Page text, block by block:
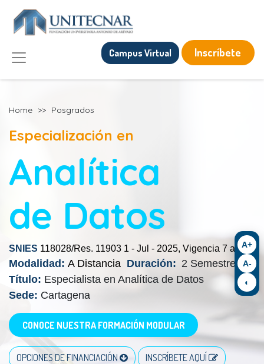
Campus Virtual Inscríbete
Home >> Posgrados
Especialización en
Analítica
de Datos
SNIES 118028/Res. 11903 1 - Jul - 2025, Vigencia 7 años
Modalidad: A Distancia Duración: 2 Semestres
Título: Especialista en Analítica de Datos
Sede: Cartagena
CONOCE NUESTRA FORMACIÓN MODULAR
OPCIONES DE FINANCIACIÓN INSCRÍBETE AQUÍ
A+
A-
◐